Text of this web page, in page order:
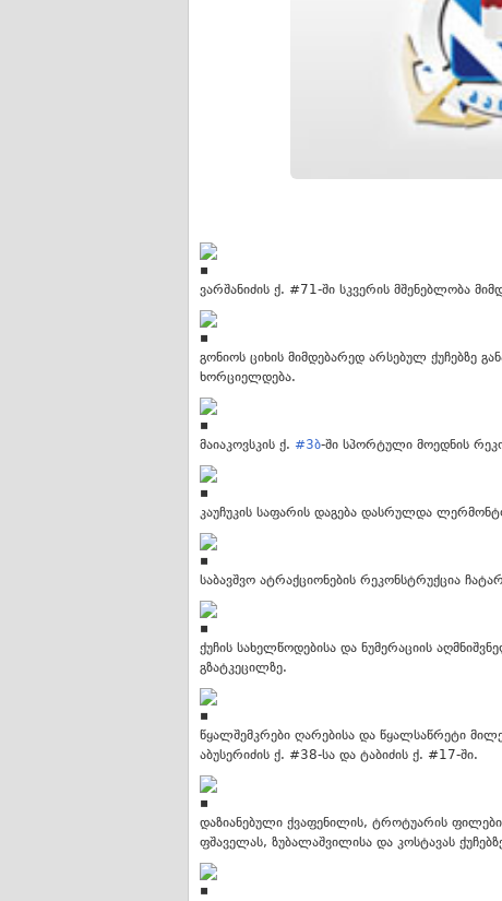
ვარშანიძის ქ. #71-ში სკვერის მშენებლობა
გონიოს ციხის მიმდებარედ არსებულ ქუჩებზე
ხორციელდება.
მაიაკოვსკის ქ. #3ბ-ში სპორტული მოედნის
კაუჩუკის საფარის დაგება დასრულდა
საბავშვო ატრაქციონების რეკონსტრუქცია
ქუჩის სახელწოდებისა და ნუმერაციის
გზატკეცილზე.
წყალშემკრები ღარებისა და წყალსაწრეტი
აბუსერიძის ქ. #38-სა და ტაბიძის ქ. #17-ში.
დაზიანებული ქვაფენილის, ტროტუარის
ფშაველას, ზუბალაშვილისა და კოსტავას